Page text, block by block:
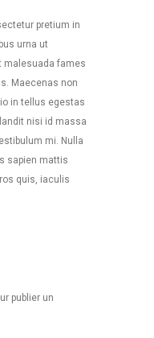
pretium in
urna ut
malesuada fames
Maecenas non
in tellus egestas
nisi id massa
mi. Nulla
sapien mattis
quis, iaculis
publier un